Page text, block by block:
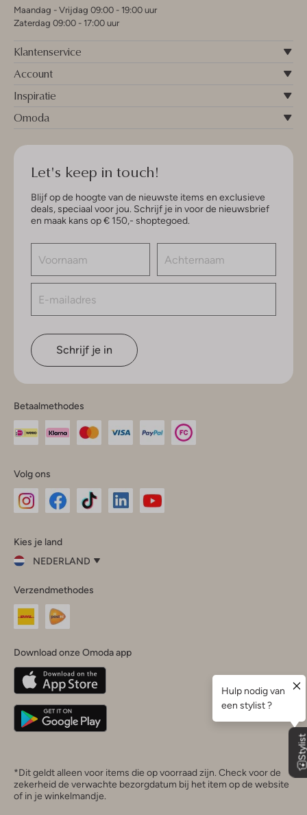
Maandag - Vrijdag 09:00 - 19:00 uur
Zaterdag 09:00 - 17:00 uur
Klantenservice
Account
Inspiratie
Omoda
Let's keep in touch!
Blijf op de hoogte van de nieuwste items en exclusieve
deals, speciaal voor jou. Schrijf je in voor de nieuwsbrief
en maak kans op € 150,- shoptegoed.
Schrijf je in
Betaalmethodes
Volg ons
InstagramFacebook
Kies je land
NEDERLAND
je
land
Nederland
Belgique(Français)
Deutschland
Verzendmethodes
Download onze Omoda app
*Dit geldt alleen voor items die op voorraad zijn. Check voor de
zekerheid de verwachte bezorgdatum bij het item op de website
of in je winkelmandje.